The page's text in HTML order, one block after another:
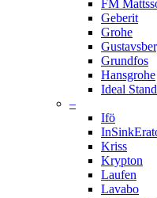
FM
Geberit
Grohe
Grundfos
Hansgrohe
Ideal
–
Ifö
Kriss
Krypton
Laufen
Lavabo